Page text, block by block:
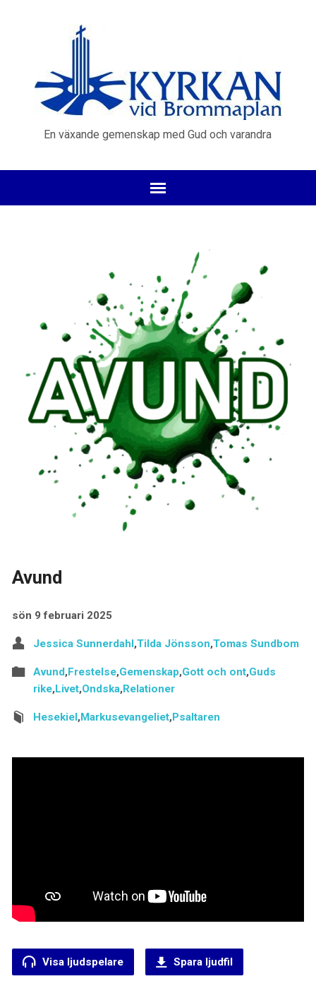
En växande gemenskap med Gud och varandra
Avund
sön 9 februari 2025
Jessica Sunnerdahl,Tilda Jönsson,Tomas Sundbom
Avund,Frestelse,Gemenskap,Gott och ont,Guds
rike,Livet,Ondska,Relationer
Hesekiel,Markusevangeliet,Psaltaren
Visa ljudspelare Spara ljudfil